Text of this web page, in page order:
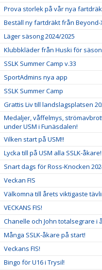
Prova storlek på vår nya
Beställ ny fartdräkt från Beyond-
Läger säsong 2024/2025
Klubbkläder från Huski för
SSLK Summer Camp v.33
SportAdmins nya app
SSLK Summer Camp
Grattis Liv till landslagsplatsen
Medaljer, våffelmys,
under USM i Funäsdalen!
Vilken start på USM!!
Lycka till på USM alla SSLK-åkare!
Snart dags för Ross-Knocken
Veckan FIS
Välkomna till årets viktigaste
VECKANS FIS!
Chanelle och John totalsegrare i
Många SSLK-åkare på start!
Veckans FIS!
Bingo för U16 i Trysil!